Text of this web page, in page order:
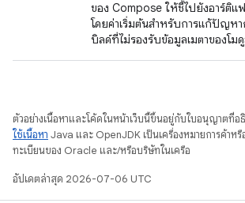
ของ Compose ให้ชี้ไปยังอาร์ติ
โดยค่าเริ่มต้นสำหรับการแก้ปัญหา
บิลด์ที่ไม่รองรับข้อมูลเมตาของโม
ตัวอย่างเนื้อหาและโค้ดในหน้าเว็บนี้ขึ้นอยู่กับใบอนุญาตที่อ
ใช้เนื้อหา Java และ OpenJDK เป็นเครื่องหมายการค้าหรื
ทะเบียนของ Oracle และ/หรือบริษัทในเครือ
อัปเดตล่าสุด 2026-07-06 UTC